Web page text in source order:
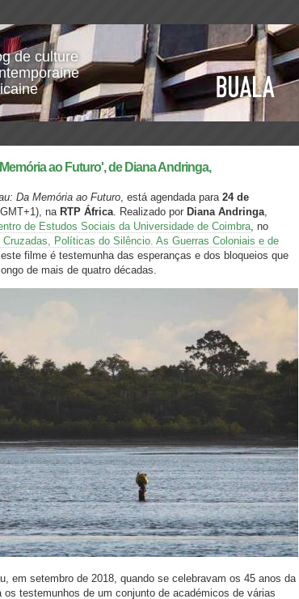
de culture
ao Futuro', de Diana Andringa,
Da Memória ao Futuro, está agendada para 24 de
na RTP África. Realizado por Diana Andringa,
de Estudos Sociais da Universidade de Coimbra, no
Políticas do Silêncio. As Guerras Coloniais e de
filme é testemunha das esperanças e dos bloqueios que
de mais de quatro décadas.
em setembro de 2018, quando se celebravam os 45 anos da
testemunhos de um conjunto de académicos de várias